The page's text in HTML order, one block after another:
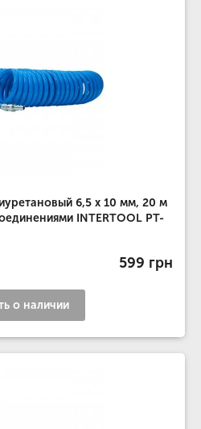
6,5 х 10 мм, 20 м
INTERTOOL PT-
599 грн
о наличии